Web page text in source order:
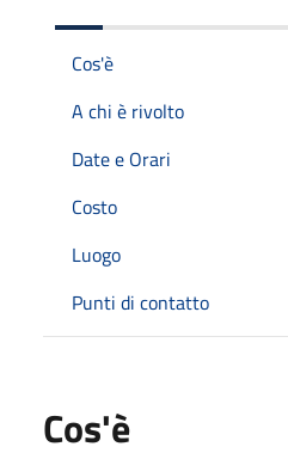
Cos'è
A chi è rivolto
Date e Orari
Costo
Luogo
Punti di contatto
Cos'è